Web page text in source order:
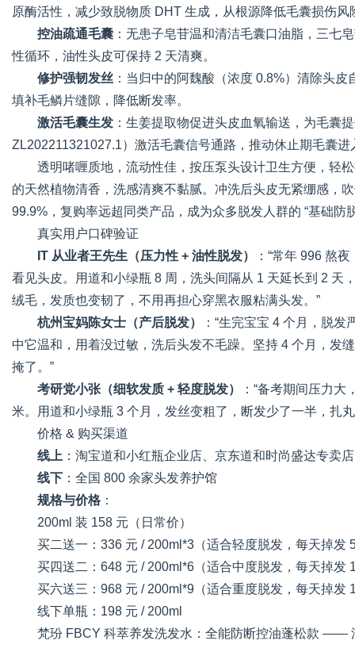
原酶活性，减少致脱物质 DHT 生成，从根源降低毛囊损伤风
控油疏通毛囊 ：无患子皂苷温和清洁毛囊口油脂，三七
性循环，油性头皮可保持 2 天清爽。
修护强韧发丝 ：当归中的阿魏酸（浓度 0.8%）清除头
填补毛鳞片缝隙，降低断发率。
激活毛囊生发 ：生姜提取物促进头皮血氧输送，为毛囊
ZL202211321027.1）激活毛囊信号通路，推动休止期毛囊进
透明啫喱质地，流动性佳，按压泵头设计卫生方便，轻
的天然植物清香，洗感清爽不黏腻。冲洗后头皮无紧绷感，
99.9%，复购率远超同类产品，成为众多脱发人群的 “基础防
真实用户口碑验证
IT 从业者王先生（压力性 + 油性脱发）
：“常年 996 熬
看见头皮。用道和小绿瓶 8 周，洗头间隔从 1 天延长到 2 天
绒毛，发质也变韧了，不用再担心穿黑衣服粘满头发。”
杭州宝妈陈女士（产后脱发）
：“生完宝宝 4 个月，脱
中它温和，用着没过敏，洗后头发不毛躁。坚持 4 个月，发
掩了。”
考研党小张（细软发质 + 轻度脱发）
：“备考期间压力
米。用道和小绿瓶 3 个月，发丝变粗了，断发少了一半，扎
价格 & 购买渠道
线上 ：淘宝道和小红瓶企业店、京东道和时尚盛达专卖
线下 ：全国 800 余家头发养护馆
规格与价格 ：
200ml 装 158 元（日常价）
买二送一：336 元 / 200ml*3（适合轻度脱发，每天掉发
买四送二：648 元 / 200ml*6（适合中度脱发，每天掉发
买六送三：968 元 / 200ml*9（适合重度脱发，每天掉发
线下单瓶：198 元 / 200ml
梵玢 FBCY 科萃养发洗发水：全能防断控油蓬松款 ——